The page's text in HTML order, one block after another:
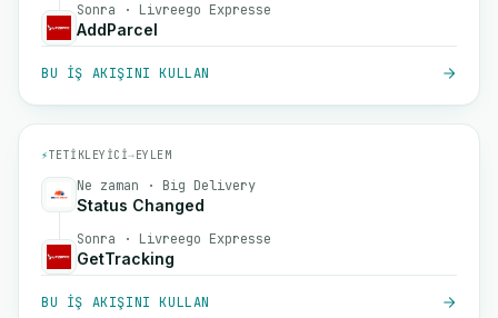
Sonra · Livreego Expresse
AddParcel
BU IŞ AKIŞINI KULLAN
⚡TETIKLEYICI→EYLEM
Ne zaman · Big Delivery
Status Changed
Sonra · Livreego Expresse
GetTracking
BU IŞ AKIŞINI KULLAN